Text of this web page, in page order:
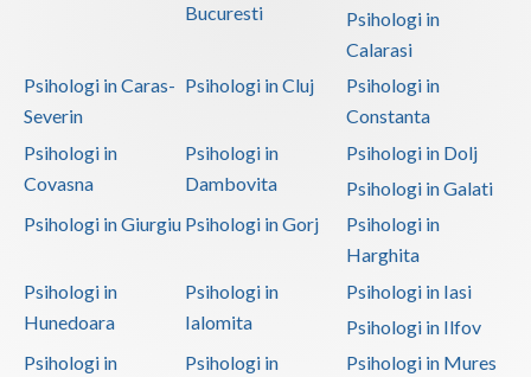
Bucuresti
Psihologi in
Calarasi
Psihologi in Caras-
Severin
Psihologi in Cluj
Psihologi in
Constanta
Psihologi in
Covasna
Psihologi in
Dambovita
Psihologi in Dolj
Psihologi in Galati
Psihologi in Giurgiu Psihologi in Gorj
Psihologi in
Harghita
Psihologi in
Hunedoara
Psihologi in
Ialomita
Psihologi in Iasi
Psihologi in Ilfov
Psihologi in
Psihologi in Psihologi in Mures